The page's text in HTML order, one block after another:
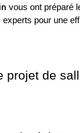
vous ont préparé
pour une
projet de